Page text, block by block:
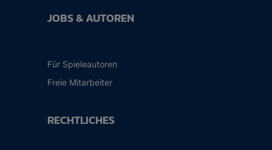
JOBS & AUTOREN
Für Spieleautoren
Freie Mitarbeiter
RECHTLICHES